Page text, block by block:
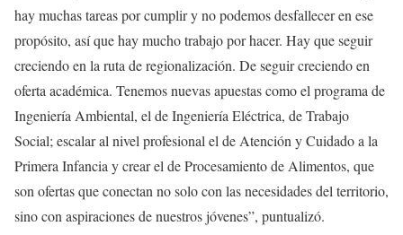
hay muchas tareas por cumplir y no podemos desfallecer en ese
propósito, así que hay mucho trabajo por hacer. Hay que seguir
creciendo en la ruta de regionalización. De seguir creciendo en
oferta académica. Tenemos nuevas apuestas como el programa de
Ingeniería Ambiental, el de Ingeniería Eléctrica, de Trabajo
Social; escalar al nivel profesional el de Atención y Cuidado a la
Primera Infancia y crear el de Procesamiento de Alimentos, que
son ofertas que conectan no solo con las necesidades del territorio,
sino con aspiraciones de nuestros jóvenes”, puntualizó.